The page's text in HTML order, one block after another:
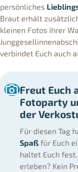
persönliches
Braut erhält
kleinen Fotos ihrer
verbindet Euch auch
Freut Euch
Fotoparty
der
Für diesen Tag
Spaßfür Euch
haltet Euch
erleben? Kein